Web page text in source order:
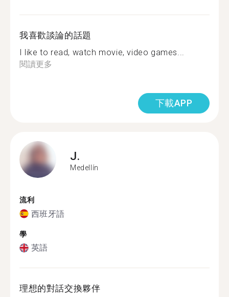
我喜歡談論的話題
I like to read, watch movie, video games...
閱讀更多
下載APP
J.
Medellín
流利
西班牙語
學
英語
理想的對話交換夥伴